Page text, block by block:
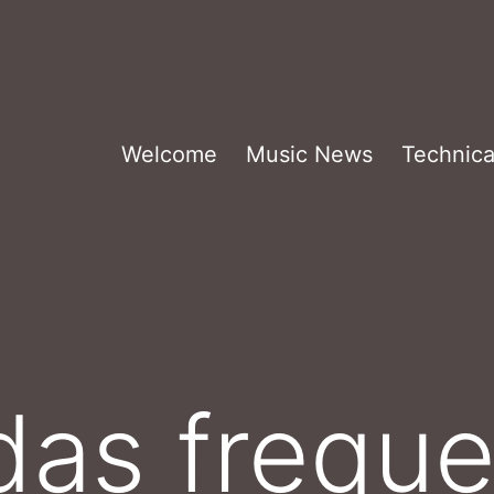
Welcome Music News